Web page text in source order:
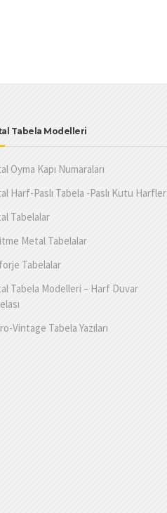
Tabela Modelleri
Oyma Kapı Numaraları
Harf-Paslı Tabela -Paslı Kutu Harfler
Tabelalar
Metal Tabelalar
Tabelalar
Tabela Modelleri – Harf Duvar
Vintage Tabela Yazıları